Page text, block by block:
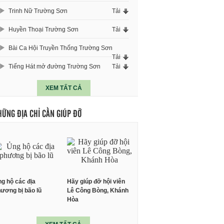
Trinh Nữ Trường Sơn Tải
Huyền Thoại Trường Sơn Tải
Bài Ca Hội Truyền Thống Trường Sơn
Tải
Tiếng Hát mở đường Trường Sơn
Tải
XEM TẤT CẢ
ĐỊA CHỈ CẦN GIÚP ĐỠ
hộ các địa
bị bão lũ
Hãy giúp đỡ hội viên
Lê Công Bòng, Khánh
Hòa